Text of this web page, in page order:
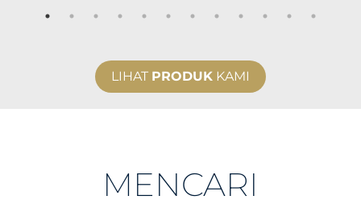
LIHAT PRODUK KAMI
MENCARI